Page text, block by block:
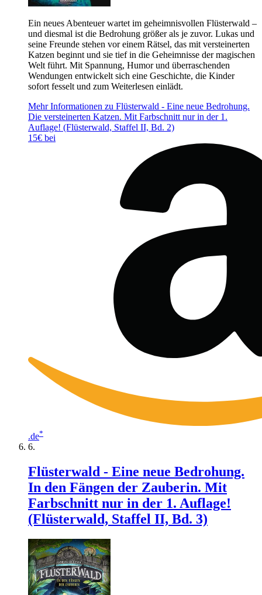
Ein neues Abenteuer wartet im geheimnisvollen Flüsterwald –
und diesmal ist die Bedrohung größer als je zuvor. Lukas und
seine Freunde stehen vor einem Rätsel, das mit versteinerten
Katzen beginnt und sie tief in die Geheimnisse der magischen
Welt führt. Mit Spannung, Humor und überraschenden
Wendungen entwickelt sich eine Geschichte, die Kinder
sofort fesselt und zum Weiterlesen einlädt.
Mehr Informationen zu Flüsterwald - Eine neue Bedrohung.
Die versteinerten Katzen. Mit Farbschnitt nur in der 1.
Auflage! (Flüsterwald, Staffel II, Bd. 2)
15€ bei
.de*
Flüsterwald - Eine neue Bedrohung.
In den Fängen der Zauberin. Mit
Farbschnitt nur in der 1. Auflage!
(Flüsterwald, Staffel II, Bd. 3)